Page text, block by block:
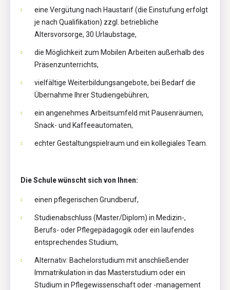
eine Vergütung nach Haustarif (die Einstufung erfolgt
je nach Qualifikation) zzgl. betriebliche
Altersvorsorge, 30 Urlaubstage,
die Möglichkeit zum Mobilen Arbeiten außerhalb des
Präsenzunterrichts,
vielfältige Weiterbildungsangebote, bei Bedarf die
Übernahme Ihrer Studiengebühren,
ein angenehmes Arbeitsumfeld mit Pausenräumen,
Snack- und Kaffeeautomaten,
echter Gestaltungspielraum und ein kollegiales Team.
Die Schule wünscht sich von Ihnen:
einen pflegerischen Grundberuf,
Studienabschluss (Master/Diplom) in Medizin-,
Berufs- oder Pflegepädagogik oder ein laufendes
entsprechendes Studium,
Alternativ: Bachelorstudium mit anschließender
Immatrikulation in das Masterstudium oder ein
Studium in Pflegewissenschaft oder -management